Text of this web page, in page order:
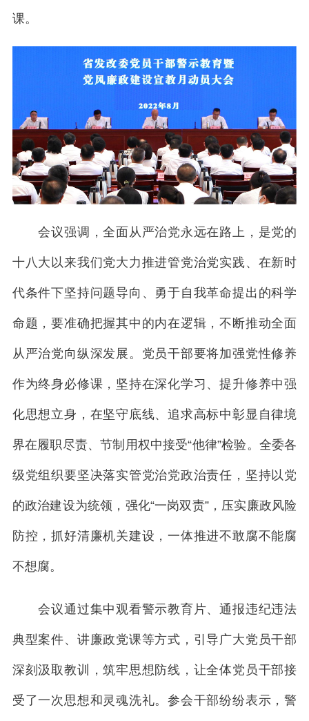
课。
会议强调，全面从严治党永远在路上，是党的
十八大以来我们党大力推进管党治党实践、在新时
代条件下坚持问题导向、勇于自我革命提出的科学
命题，要准确把握其中的内在逻辑，不断推动全面
从严治党向纵深发展。党员干部要将加强党性修养
作为终身必修课，坚持在深化学习、提升修养中强
化思想立身，在坚守底线、追求高标中彰显自律境
界在履职尽责、节制用权中接受“他律”检验。全委各
级党组织要坚决落实管党治党政治责任，坚持以党
的政治建设为统领，强化“一岗双责”，压实廉政风险
防控，抓好清廉机关建设，一体推进不敢腐不能腐
不想腐。
会议通过集中观看警示教育片、通报违纪违法
典型案件、讲廉政党课等方式，引导广大党员干部
深刻汲取教训，筑牢思想防线，让全体党员干部接
受了一次思想和灵魂洗礼。参会干部纷纷表示，警